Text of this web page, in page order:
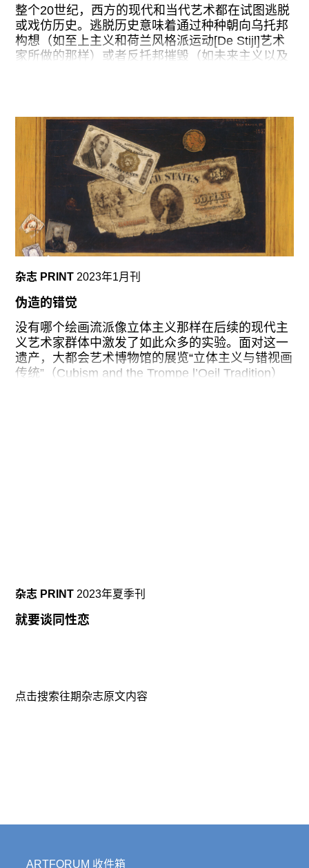
所有权以及他们积累私有财产的动力之上。就像政
治学家C.B.·麦克弗森（C. B. Macpherson） 所提
出的著名理论所说，这
整个20世纪，西方的现代和当代艺术都在试图逃脱
或戏仿历史。逃脱历史意味着通过种种朝向乌托邦
构想（如至上主义和荷兰风格派运动[De Stijl]艺术
家所做的那样）或者反托邦摧毁（如未来主义以及
有着如此巨大的吸引力并且无所不在。矛盾的是，
这个遗产却又在艺术史对这些运动承接关系的叙述
中被专业化或者说经典化了（当然也意味着被驯化
了）：立体主义、构成主义、超现实主义，等等。
作为一种现代学科，历史无法被超越，因为它的内
涵便是将这些试图超越它的连续性尝试进行编目。
不过，每一个艺术家、策展人和评论家都清楚知
道，当代是一个永远在后退的地平线。每一年都有
更多的当代艺术出现，而每隔几年，在威尼斯、卡
塞尔、纽约、柏林、光州、圣保罗等地就会产生一
种新的对其的叙述。这让人不免觉得是否在西方，
新艺术的文化角色就是去生产当代的结构和情感状
态，就好像那些通过不断重复滚动播放所谓“突发新
应该记住，当代并不是自然而然的——它并非一种
无害的关于当下的体验，而是对当下永无止境的打
断和重新激活。从这个角度来看，艺术的历史化或
许真的会导致对历史的抹除。
杂志 PRINT 2023年1月刊
伪造的错觉
没有哪个绘画流派像立体主义那样在后续的现代主
义艺术家群体中激发了如此众多的实验。面对这一
遗产，大都会艺术博物馆的展览“立体主义与错视画
传统”（Cubism and the Trompe l’Oeil Tradition）
杂志 PRINT 2023年夏季刊
就要谈同性恋
点击搜索往期杂志原文内容
ARTFORUM 收件箱